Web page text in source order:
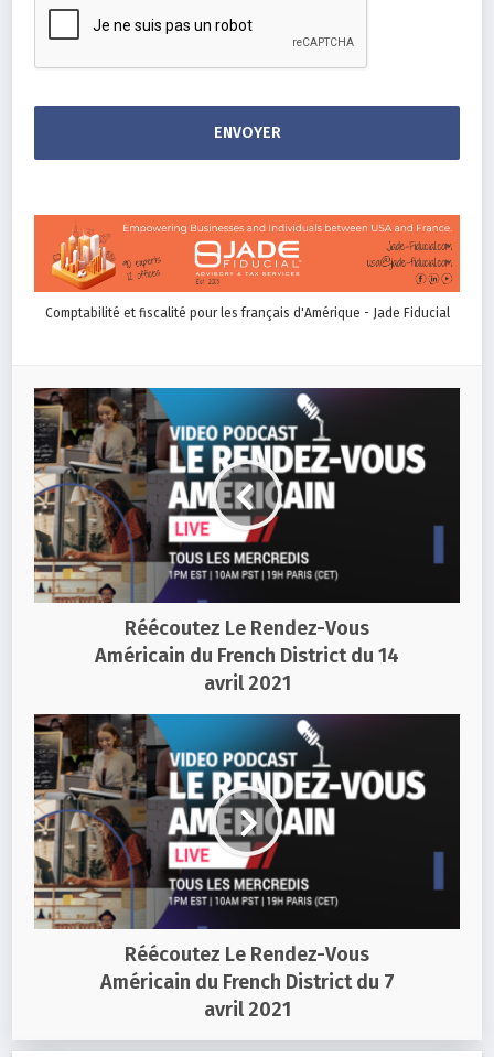
Comptabilité et fiscalité pour les français d'Amérique - Jade Fiducial
Réécoutez Le Rendez-Vous
Américain du French District du 14
avril 2021
Réécoutez Le Rendez-Vous
Américain du French District du 7
avril 2021